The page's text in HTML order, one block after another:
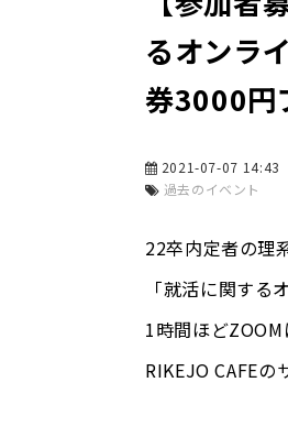
るオンラ
券3000円
2021-07-07 14:43
過去のイベント
22卒内定者の理
「就活に関する
1時間ほど
RIKEJO CAFEの